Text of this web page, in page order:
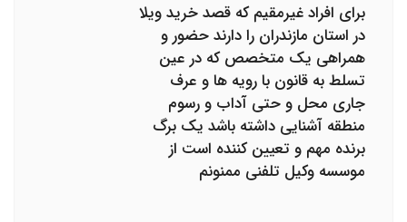
برای افراد غیرمقیم که قصد خرید ویلا
در استان مازندران را دارند حضور و
همراهی یک متخصص که در عین
تسلط به قانون با رویه ها و عرف
جاری محل و حتی آداب و رسوم
منطقه آشنایی داشته باشد یک برگ
برنده مهم و تعیین کننده است از
موسسه وکیل تلفنی ممنونم